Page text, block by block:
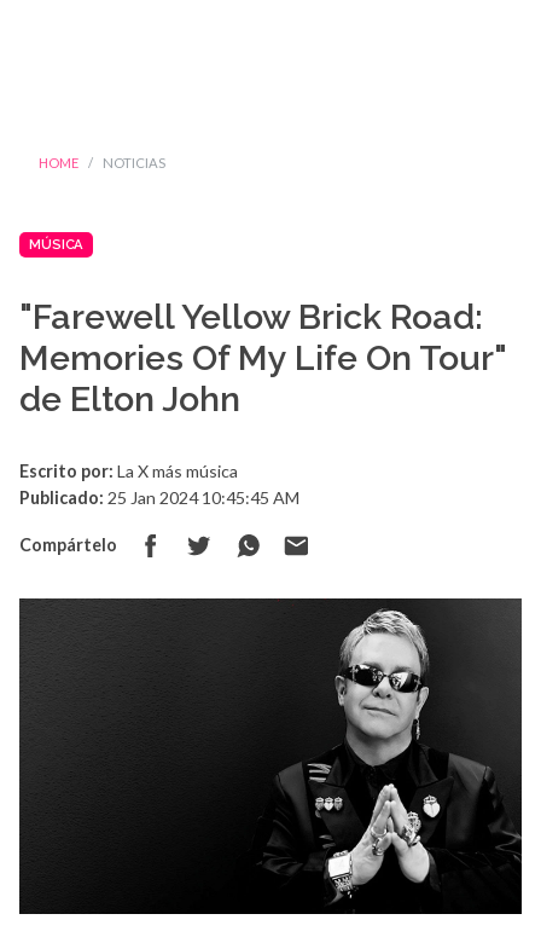
HOME NOTICIAS
MÚSICA
"Farewell Yellow Brick Road:
Memories Of My Life On Tour"
de Elton John
Escrito por: La X más música
Publicado: 25 Jan 2024 10:45:45 AM
Compártelo